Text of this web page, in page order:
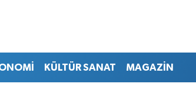
KÜLTÜR SANAT MAGAZİN